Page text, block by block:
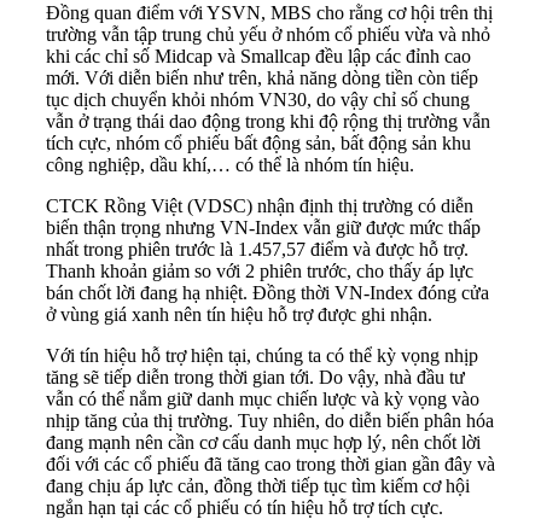
Đồng quan điểm với YSVN, MBS cho rằng cơ hội trên thị
trường vẫn tập trung chủ yếu ở nhóm cổ phiếu vừa và nhỏ
khi các chỉ số Midcap và Smallcap đều lập các đỉnh cao
mới. Với diễn biến như trên, khả năng dòng tiền còn tiếp
tục dịch chuyển khỏi nhóm VN30, do vậy chỉ số chung
vẫn ở trạng thái dao động trong khi độ rộng thị trường vẫn
tích cực, nhóm cổ phiếu bất động sản, bất động sản khu
công nghiệp, dầu khí,… có thể là nhóm tín hiệu.
CTCK Rồng Việt (VDSC) nhận định thị trường có diễn
biến thận trọng nhưng VN-Index vẫn giữ được mức thấp
nhất trong phiên trước là 1.457,57 điểm và được hỗ trợ.
Thanh khoản giảm so với 2 phiên trước, cho thấy áp lực
bán chốt lời đang hạ nhiệt. Đồng thời VN-Index đóng cửa
ở vùng giá xanh nên tín hiệu hỗ trợ được ghi nhận.
Với tín hiệu hỗ trợ hiện tại, chúng ta có thể kỳ vọng nhịp
tăng sẽ tiếp diễn trong thời gian tới. Do vậy, nhà đầu tư
vẫn có thể nắm giữ danh mục chiến lược và kỳ vọng vào
nhịp tăng của thị trường. Tuy nhiên, do diễn biến phân hóa
đang mạnh nên cần cơ cấu danh mục hợp lý, nên chốt lời
đối với các cổ phiếu đã tăng cao trong thời gian gần đây và
đang chịu áp lực cản, đồng thời tiếp tục tìm kiếm cơ hội
ngắn hạn tại các cổ phiếu có tín hiệu hỗ trợ tích cực.